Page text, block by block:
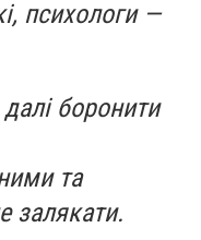
психологи —
боронити
та
залякати.